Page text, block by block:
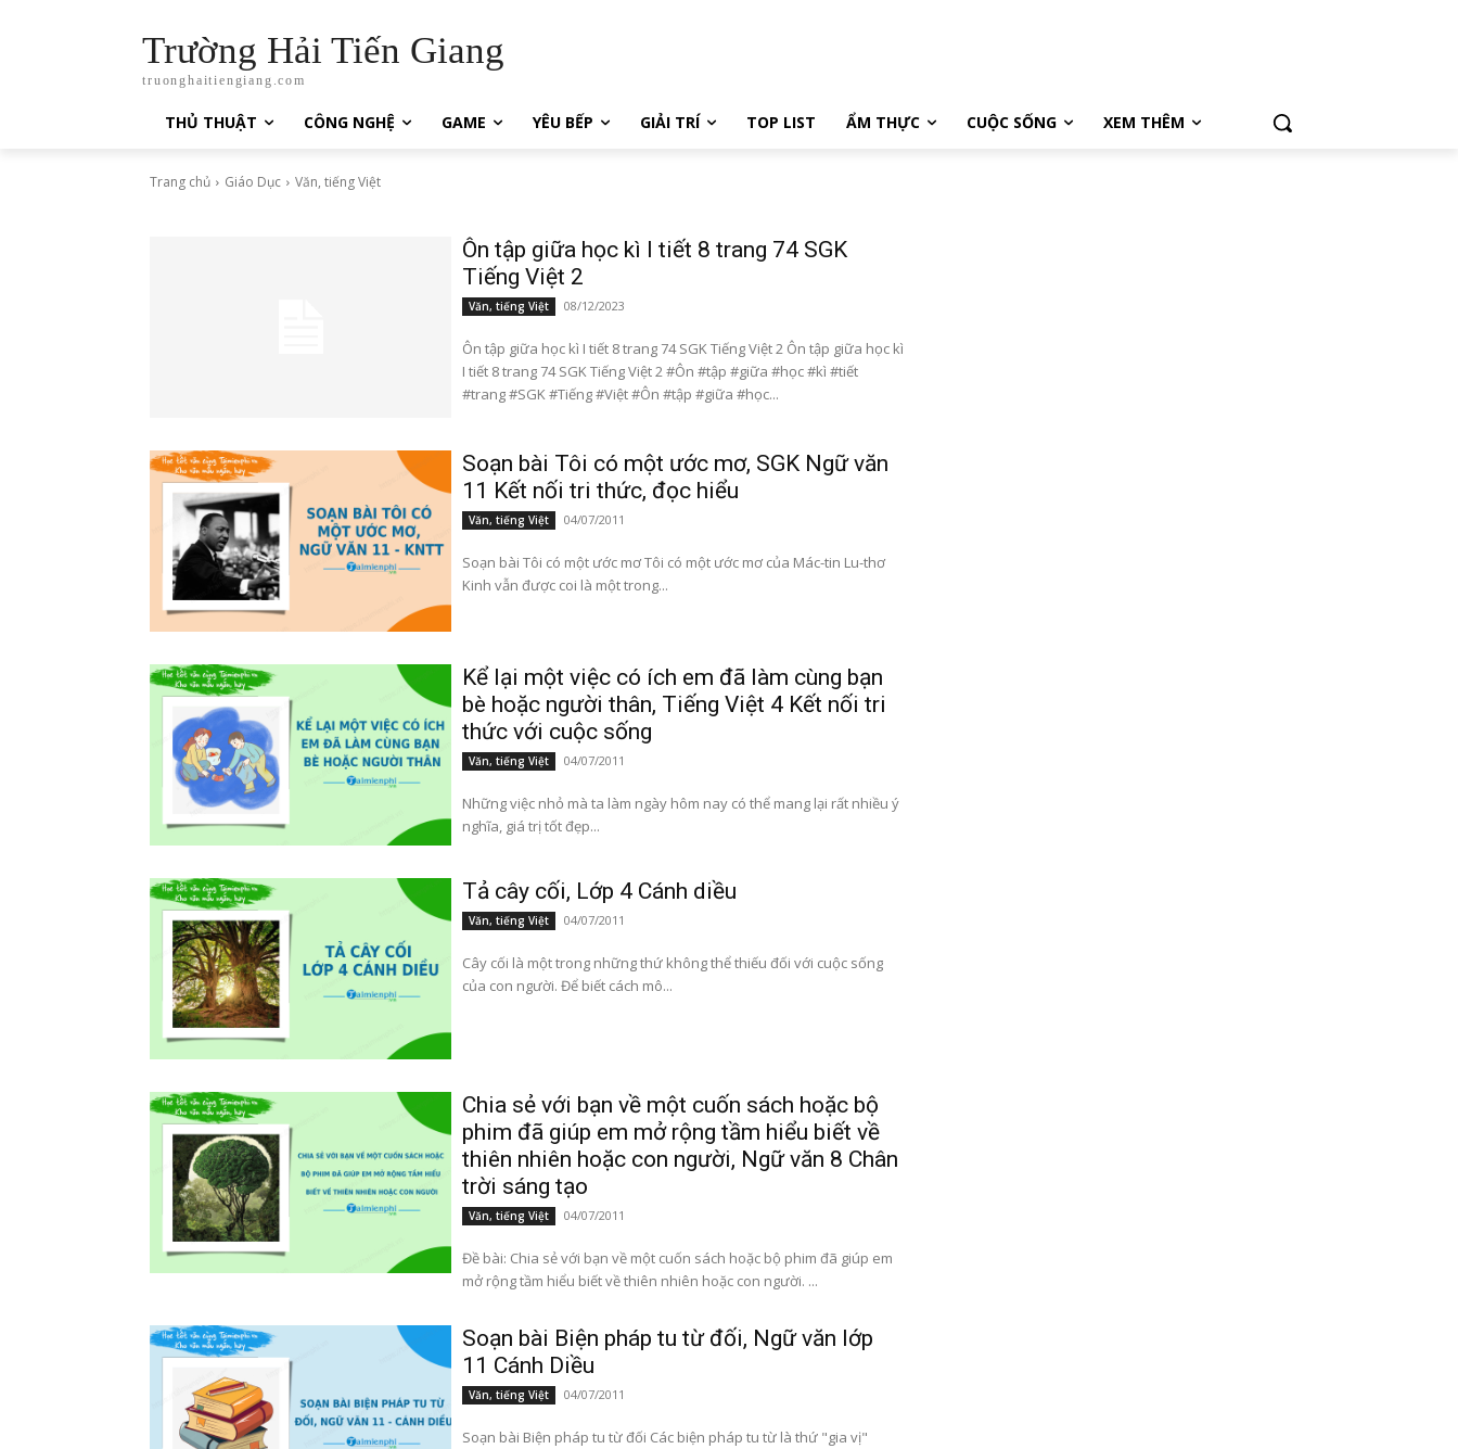
Trường Hải Tiến Giang
truonghaitiengiang.com
THỦ THUẬT CÔNG NGHỆ GAME YÊU BẾP GIẢI TRÍ TOP LIST ẨM THỰC CUỘC SỐNG XEM THÊM
Trang chủ Giáo Dục Văn, tiếng Việt
Ôn tập giữa học kì I tiết 8 trang 74 SGK
Tiếng Việt 2
Văn, tiếng Việt 08/12/2023
Ôn tập giữa học kì I tiết 8 trang 74 SGK Tiếng Việt 2 Ôn tập giữa học kì
I tiết 8 trang 74 SGK Tiếng Việt 2 #Ôn #tập #giữa #học #kì #tiết
#trang #SGK #Tiếng #Việt #Ôn #tập #giữa #học...
Soạn bài Tôi có một ước mơ, SGK Ngữ văn
11 Kết nối tri thức, đọc hiểu
Văn, tiếng Việt 04/07/2011
Soạn bài Tôi có một ước mơ Tôi có một ước mơ của Mác-tin Lu-thơ
Kinh vẫn được coi là một trong...
Kể lại một việc có ích em đã làm cùng bạn
bè hoặc người thân, Tiếng Việt 4 Kết nối tri
thức với cuộc sống
Văn, tiếng Việt 04/07/2011
Những việc nhỏ mà ta làm ngày hôm nay có thể mang lại rất nhiều ý
nghĩa, giá trị tốt đẹp...
Tả cây cối, Lớp 4 Cánh diều
Văn, tiếng Việt 04/07/2011
Cây cối là một trong những thứ không thể thiếu đối với cuộc sống
của con người. Để biết cách mô...
Chia sẻ với bạn về một cuốn sách hoặc bộ
phim đã giúp em mở rộng tầm hiểu biết về
thiên nhiên hoặc con người, Ngữ văn 8 Chân
trời sáng tạo
Văn, tiếng Việt 04/07/2011
Đề bài: Chia sẻ với bạn về một cuốn sách hoặc bộ phim đã giúp em
mở rộng tầm hiểu biết về thiên nhiên hoặc con người. ...
Soạn bài Biện pháp tu từ đối, Ngữ văn lớp
11 Cánh Diều
Văn, tiếng Việt 04/07/2011
Soạn bài Biện pháp tu từ đối Các biện pháp tu từ là thứ "gia vị"